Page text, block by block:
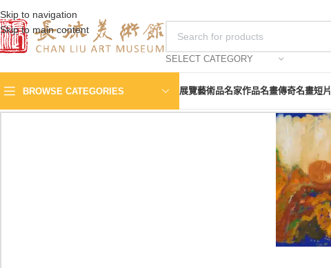
Skip to navigation
Skip to main content
SELECT CATEGORY
BROWSE CATEGORIES 展覽藝術品名家作品名畫傳奇名畫短片